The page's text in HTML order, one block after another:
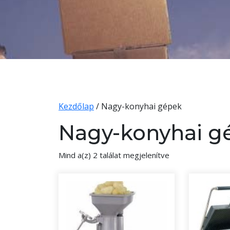
Kezdőlap / Nagy-konyhai gépek
Nagy-konyhai
Mind a(z) 2 találat megjelenítve